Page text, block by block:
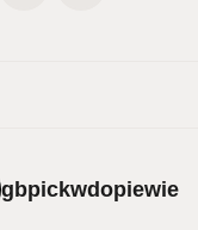
gbpickwdopiewie